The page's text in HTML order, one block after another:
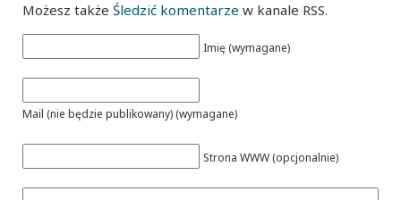
Możesz także Śledzić komentarze w kanale RSS.
Imię (wymagane)
Mail (nie będzie publikowany) (wymagane)
Strona WWW (opcjonalnie)